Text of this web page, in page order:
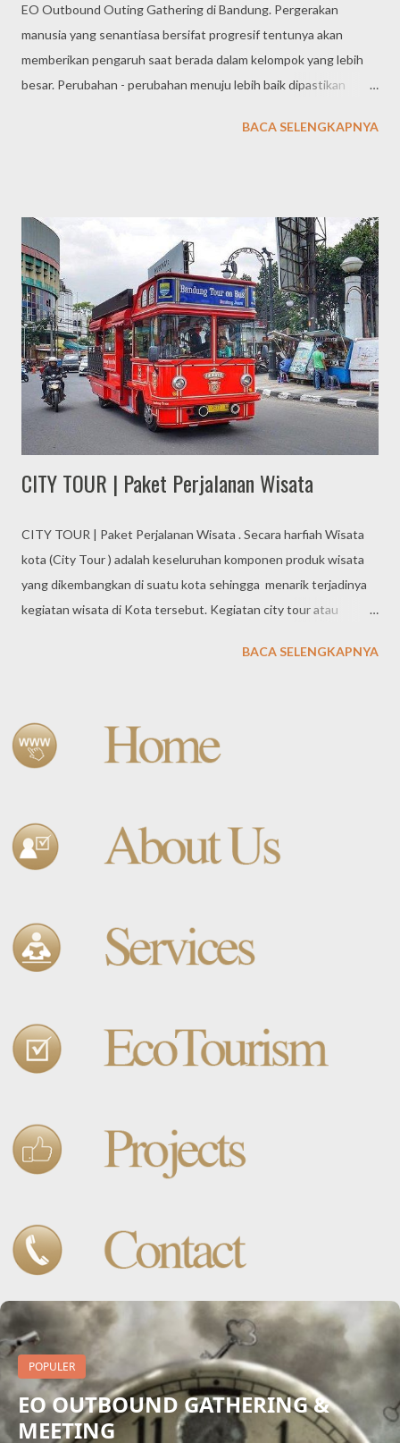
EO Outbound Outing Gathering di Bandung. Pergerakan
manusia yang senantiasa bersifat progresif tentunya akan
memberikan pengaruh saat berada dalam kelompok yang lebih
besar. Perubahan - perubahan menuju lebih baik dipastikan
organisasi / kelompok untuk membuat suatu komitmen bersama.
konsep eksklusif untuk acara outing gathering dan outbound
unttuk membawa perubahan yang positip. JOINT THE
EVOLUTION JOIN THE EVOLUTION, merupakan slogan kami
untuk memberikan sumbangan semangat untuk membangun
perubahan menuju lebih baik melalui program program event
organizer eo outing, outbound dan gathering yang kami
tawarkan di Lembang, Bandung, Garut, Tanjung Lesung, Pulau
Tidung Jakarta, Jogja, serta kota besar lainnya di Indonesia.
Kami sebagai salah satu E...
BACA SELENGKAPNYA
CITY TOUR | Paket Perjalanan Wisata
CITY TOUR | Paket Perjalanan Wisata . Secara harfiah Wisata
kota (City Tour ) adalah keseluruhan komponen produk wisata
yang dikembangkan di suatu kota sehingga menarik terjadinya
kegiatan wisata di Kota tersebut. Kegiatan city tour atau
kegiatan outing outbound gathering, Kemasan paket wisata
Ditintau dari bentuk kegiatannya, perjalanan wisata kota ini
terbagi dalam beberapa bentuk,. BENTUK-BENTUK
sebuah perjalanan keliling dan kembali lagi ke tempat asal
Perjalanan dilaksanakan dalam keadaan santai /relax dan
berbagai komponen perjala...
BACA SELENGKAPNYA
POPULER
EO OUTBOUND GATHERING &
MEETING